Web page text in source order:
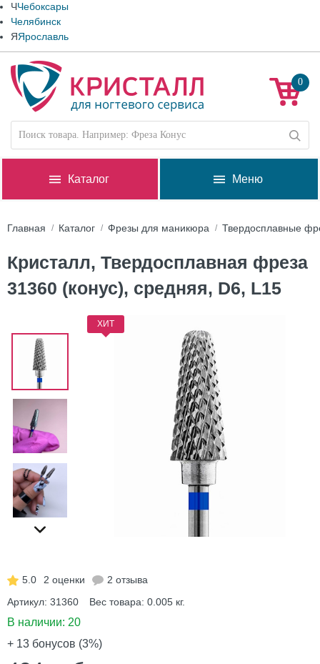
ЧЧебоксары
Челябинск
ЯЯрославль
0
Каталог Меню
Главная Каталог Фрезы для маникюра Твердосплавные
Кристалл, Твердосплавная фреза
31360 (конус), средняя, D6, L15
ХИТ
5.0 2 оценки
2 отзыва
Артикул: 31360 Вес товара: 0.005 кг.
В наличии: 20
+ 13 бонусов (3%)